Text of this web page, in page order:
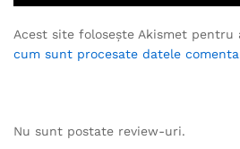
Acest site folosește Akismet pentru
cum sunt procesate datele
Nu sunt postate review-uri.